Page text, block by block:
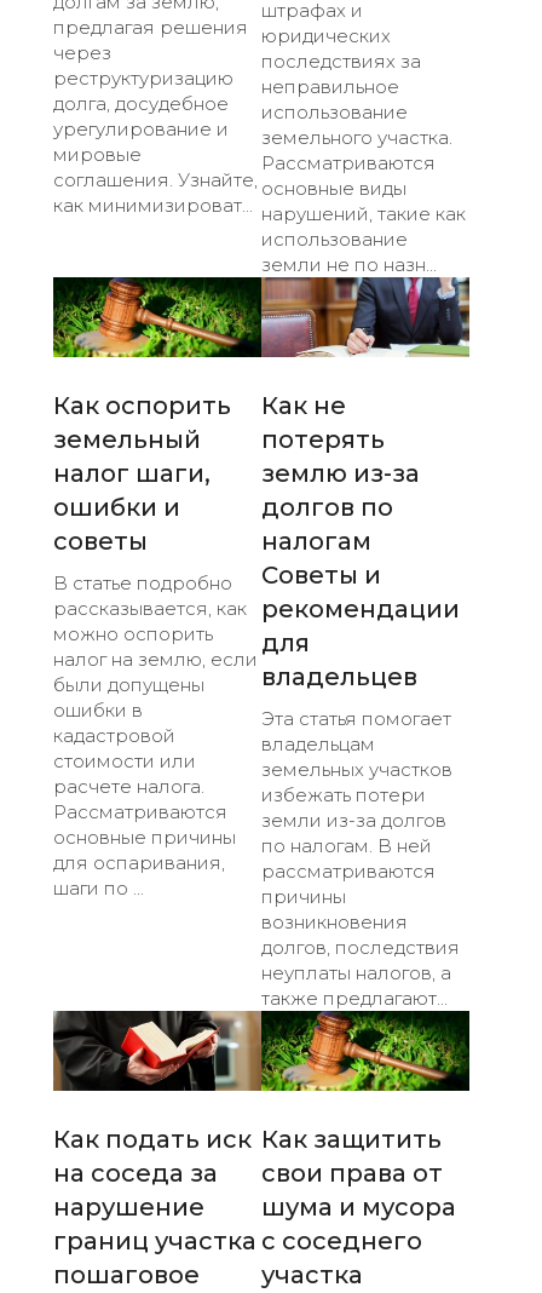
предлагая решения
через
реструктуризацию
долга, досудебное
урегулирование и
мировые
соглашения. Узнайте,
как минимизироват...
штрафах и
юридических
последствиях за
неправильное
использование
земельного участка.
Рассматриваются
основные виды
нарушений, такие как
использование
земли не по назн...
Как оспорить
земельный
налог шаги,
ошибки и
советы
В статье подробно
рассказывается, как
можно оспорить
налог на землю, если
были допущены
ошибки в
кадастровой
стоимости или
расчете налога.
Рассматриваются
основные причины
для оспаривания,
шаги по ...
Как не
потерять
землю из-за
долгов по
налогам
Советы и
рекомендации
для
владельцев
Эта статья помогает
владельцам
земельных участков
избежать потери
земли из-за долгов
по налогам. В ней
рассматриваются
причины
возникновения
долгов, последствия
неуплаты налогов, а
также предлагают...
Как подать иск
на соседа за
нарушение
границ участка
пошаговое
Как защитить
свои права от
шума и мусора
с соседнего
участка